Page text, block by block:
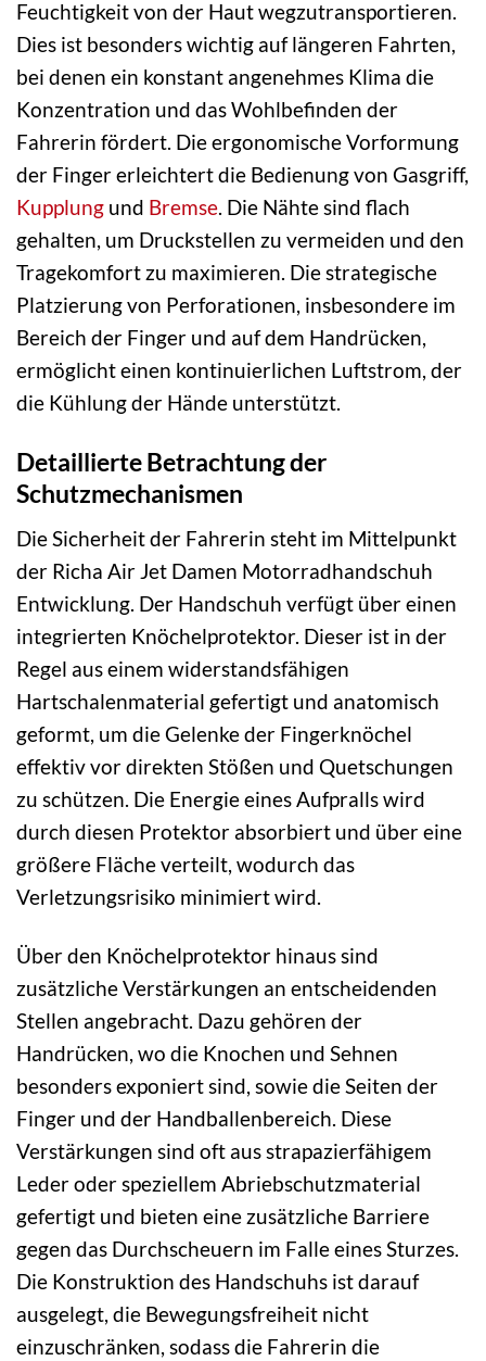
Feuchtigkeit von der Haut wegzutransportieren.
Dies ist besonders wichtig auf längeren Fahrten,
bei denen ein konstant angenehmes Klima die
Konzentration und das Wohlbefinden der
Fahrerin fördert. Die ergonomische Vorformung
der Finger erleichtert die Bedienung von Gasgriff,
Kupplung und Bremse. Die Nähte sind flach
gehalten, um Druckstellen zu vermeiden und den
Tragekomfort zu maximieren. Die strategische
Platzierung von Perforationen, insbesondere im
Bereich der Finger und auf dem Handrücken,
ermöglicht einen kontinuierlichen Luftstrom, der
die Kühlung der Hände unterstützt.
Detaillierte Betrachtung der
Schutzmechanismen
Die Sicherheit der Fahrerin steht im Mittelpunkt
der Richa Air Jet Damen Motorradhandschuh
Entwicklung. Der Handschuh verfügt über einen
integrierten Knöchelprotektor. Dieser ist in der
Regel aus einem widerstandsfähigen
Hartschalenmaterial gefertigt und anatomisch
geformt, um die Gelenke der Fingerknöchel
effektiv vor direkten Stößen und Quetschungen
zu schützen. Die Energie eines Aufpralls wird
durch diesen Protektor absorbiert und über eine
größere Fläche verteilt, wodurch das
Verletzungsrisiko minimiert wird.
Über den Knöchelprotektor hinaus sind
zusätzliche Verstärkungen an entscheidenden
Stellen angebracht. Dazu gehören der
Handrücken, wo die Knochen und Sehnen
besonders exponiert sind, sowie die Seiten der
Finger und der Handballenbereich. Diese
Verstärkungen sind oft aus strapazierfähigem
Leder oder speziellem Abriebschutzmaterial
gefertigt und bieten eine zusätzliche Barriere
gegen das Durchscheuern im Falle eines Sturzes.
Die Konstruktion des Handschuhs ist darauf
ausgelegt, die Bewegungsfreiheit nicht
einzuschränken, sodass die Fahrerin die